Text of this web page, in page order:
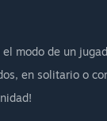
modo de un
en solitario o